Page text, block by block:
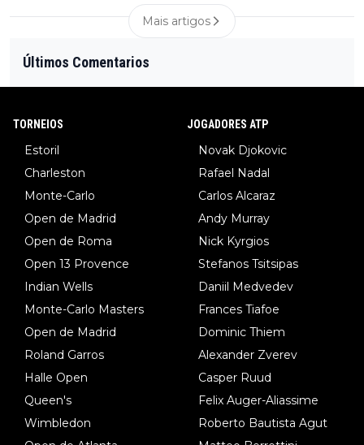
Mais artigos
Últimos Comentarios
TORNEIOS
Estoril
Charleston
Monte-Carlo
Open de Madrid
Open de Roma
Open 13 Provence
Indian Wells
Monte-Carlo Masters
Open de Madrid
Roland Garros
Halle Open
Queen's
Wimbledon
JOGADORES ATP
Novak Djokovic
Rafael Nadal
Carlos Alcaraz
Andy Murray
Nick Kyrgios
Stefanos Tsitsipas
Daniil Medvedev
Frances Tiafoe
Dominic Thiem
Alexander Zverev
Casper Ruud
Felix Auger-Aliassime
Roberto Bautista Agut